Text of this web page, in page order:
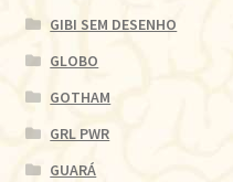
GIBI SEM DESENHO
GLOBO
GOTHAM
GRL PWR
GUARÁ